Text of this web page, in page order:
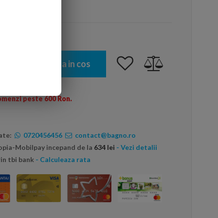
Adauga in cos
peste 600 Ron.
0720456456
contact@bagno.ro
Mobilpay incepand de la 634 lei - Vezi detalii
tbi bank - Calculeaza rata